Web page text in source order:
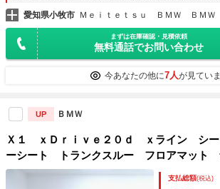
愛知県小牧市
まずは在庫確認・見積依頼
無料通話でお問い合わせ
今あなたの他に7人が見てい
UP ＢＭＷ
Ｘ１ ｘＤｒｉｖｅ２０ｄ ｘライン シ
ーシート トランクスルー フロアマット
ヤー接続 Ｂｌｕｅｔｏｏｔｈ接続 ＥＴＣ
イト 電動リアゲート 全周囲カメラ フ
支払総額(税込)